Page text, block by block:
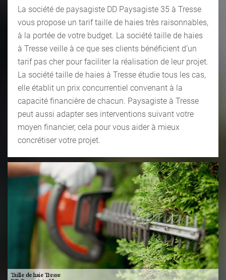
La société de paysagiste DD Paysagiste 35 à Tresse
vous propose un tarif taille de haies très raisonnables,
à la portée de votre budget. La société taille de haies
à Tresse veille à ce que ses clients bénéficient d’un
tarif pas cher pour faciliter la réalisation de leur projet.
La société taille de haies à Tresse étudie tous les cas,
elle établit un prix concurrentiel convenant à la
capacité financière de chacun. Paysagiste à Tresse
peut aussi adapter ses interventions suivant votre
moyen financier, cela pour vous aider à mieux
concrétiser votre projet.